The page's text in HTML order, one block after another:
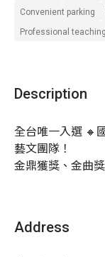
活動影片
的各種美好
5. 若因確診
單位有權調
活動成行：
1
Convenient parking
Professional
Description
全台唯一入選 🔸
藝文團隊！
金鼎獲獎、金曲
Address